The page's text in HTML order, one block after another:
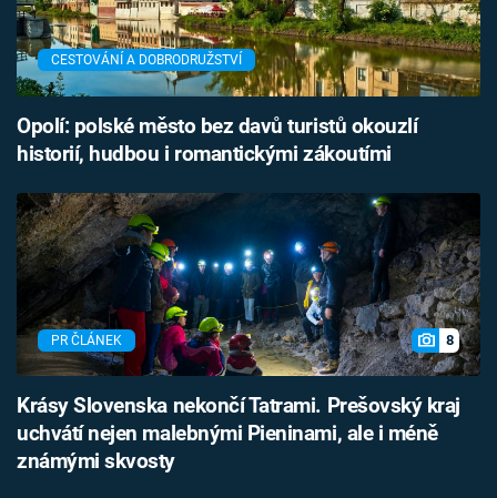
CESTOVÁNÍ A DOBRODRUŽSTVÍ
Opolí: polské město bez davů turistů okouzlí
historií, hudbou i romantickými zákoutími
PR ČLÁNEK 8
Krásy Slovenska nekončí Tatrami. Prešovský kraj
uchvátí nejen malebnými Pieninami, ale i méně
známými skvosty